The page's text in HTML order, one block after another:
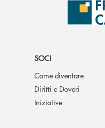
SOCI
Come diventare
Diritti e Doveri
Iniziative